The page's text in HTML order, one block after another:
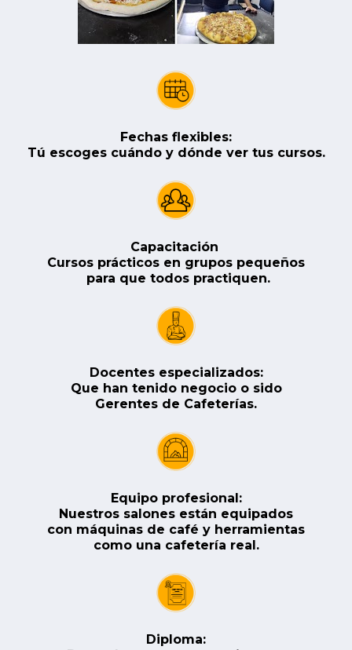
Fechas flexibles:
Tú escoges cuándo y dónde ver tus cursos.
Capacitación
Cursos prácticos en grupos pequeños
para que todos practiquen.
Docentes especializados:
Que han tenido negocio o sido
Gerentes de Cafeterías.
Equipo profesional:
Nuestros salones están equipados
con máquinas de café y herramientas
como una cafetería real.
Diploma: